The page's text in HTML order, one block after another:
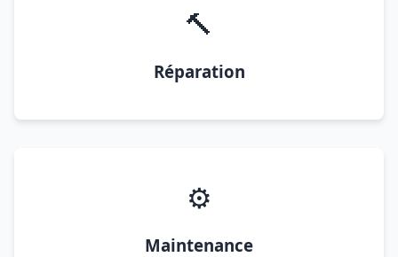
🔨
Réparation
⚙️
Maintenance